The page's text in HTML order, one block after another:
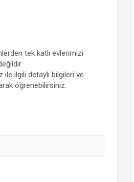
tek katlı evlerimizi
ilgili detaylı bilgileri ve
öğrenebilirsiniz.